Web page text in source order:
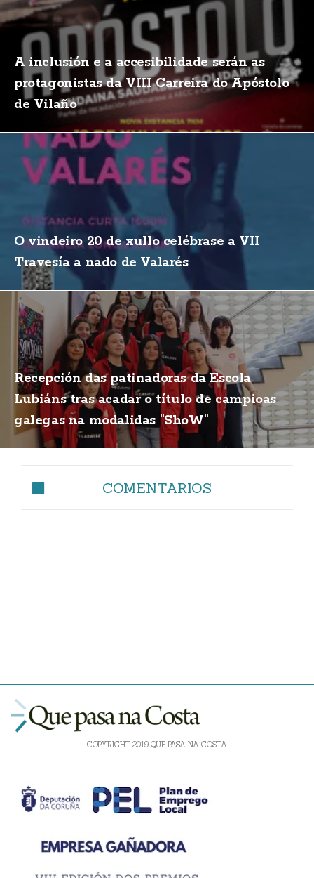
A inclusión e a accesibilidade serán as
protagonistas da VIII Carreira do Apóstolo
de Vilaño
O vindeiro 20 de xullo celébrase a VII
Travesía a nado de Valarés
Recepción das patinadoras da Escola
Lubiáns tras acadar o título de campioas
galegas na modalidas "ShoW"
COMENTARIOS
COPYRIGHT 2019 QUE PASA NA COSTA